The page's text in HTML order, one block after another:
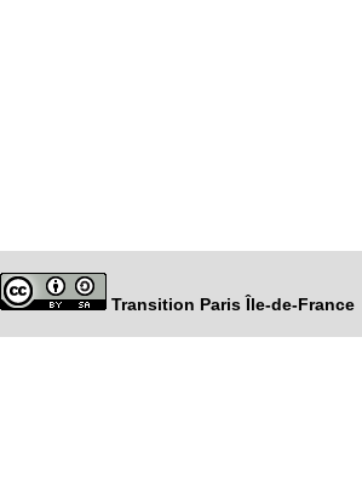
Transition Paris Île-de-France